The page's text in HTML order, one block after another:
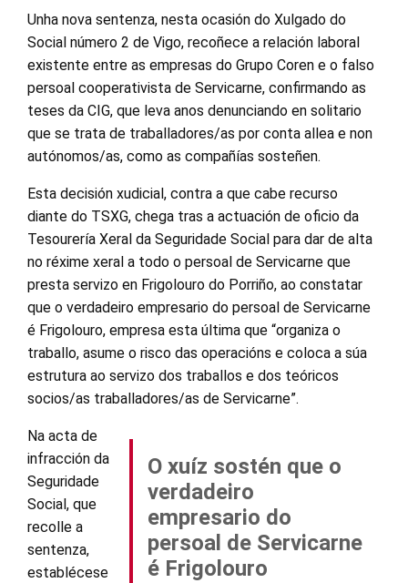
Unha nova sentenza, nesta ocasión do Xulgado do
Social número 2 de Vigo, recoñece a relación laboral
existente entre as empresas do Grupo Coren e o falso
persoal cooperativista de Servicarne, confirmando as
teses da CIG, que leva anos denunciando en solitario
que se trata de traballadores/as por conta allea e non
autónomos/as, como as compañías sosteñen.
Esta decisión xudicial, contra a que cabe recurso
diante do TSXG, chega tras a actuación de oficio da
Tesourería Xeral da Seguridade Social para dar de alta
no réxime xeral a todo o persoal de Servicarne que
presta servizo en Frigolouro do Porriño, ao constatar
que o verdadeiro empresario do persoal de Servicarne
é Frigolouro, empresa esta última que “organiza o
traballo, asume o risco das operacións e coloca a súa
estrutura ao servizo dos traballos e dos teóricos
socios/as traballadores/as de Servicarne”.
O xuíz sostén que o
verdadeiro
empresario do
persoal de Servicarne
é Frigolouro
Na acta de
infracción da
Seguridade
Social, que
recolle a
sentenza,
establécese